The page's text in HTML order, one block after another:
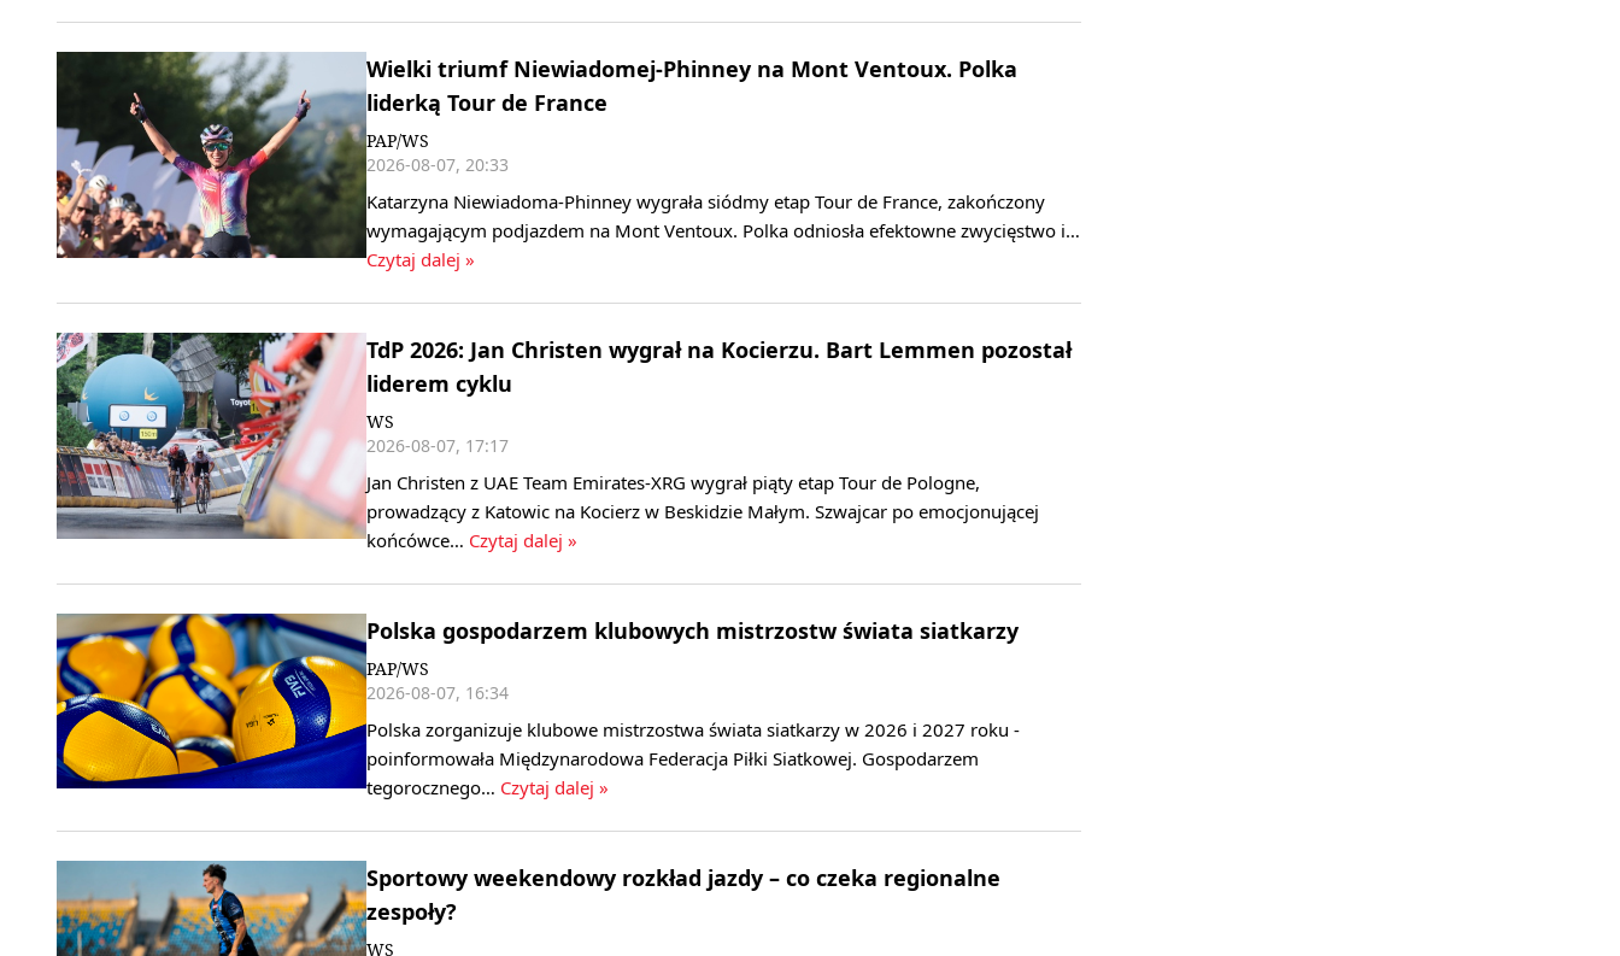
Wielki triumf Niewiadomej-Phinney na Mont Ventoux. Polka
liderką Tour de France
PAP/WS
2026-08-07, 20:33
Katarzyna Niewiadoma-Phinney wygrała siódmy etap Tour de France, zakończony
wymagającym podjazdem na Mont Ventoux. Polka odniosła efektowne zwycięstwo i…
Czytaj dalej »
TdP 2026: Jan Christen wygrał na Kocierzu. Bart Lemmen pozostał
liderem cyklu
WS
2026-08-07, 17:17
Jan Christen z UAE Team Emirates-XRG wygrał piąty etap Tour de Pologne,
prowadzący z Katowic na Kocierz w Beskidzie Małym. Szwajcar po emocjonującej
końcówce… Czytaj dalej »
Polska gospodarzem klubowych mistrzostw świata siatkarzy
PAP/WS
2026-08-07, 16:34
Polska zorganizuje klubowe mistrzostwa świata siatkarzy w 2026 i 2027 roku -
poinformowała Międzynarodowa Federacja Piłki Siatkowej. Gospodarzem
tegorocznego… Czytaj dalej »
Sportowy weekendowy rozkład jazdy – co czeka regionalne
zespoły?
WS